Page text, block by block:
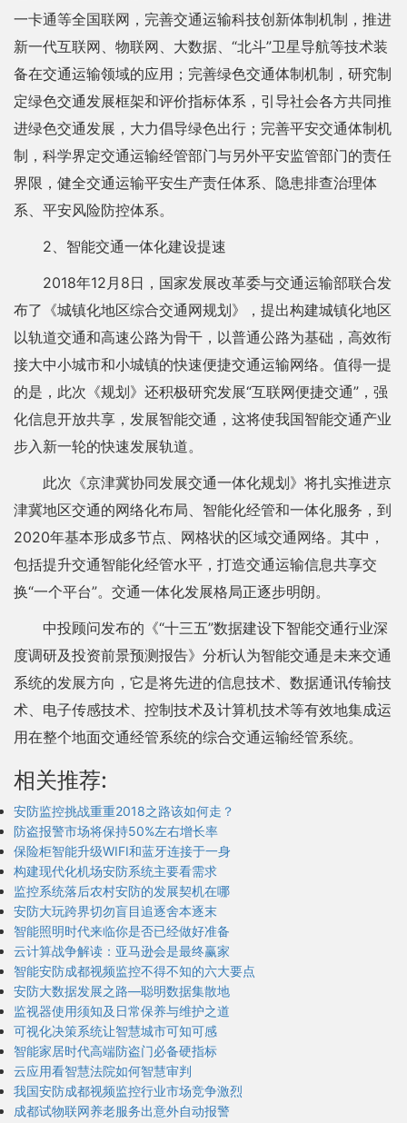
一卡通等全国联网，完善交通运输科技创新体制机制，推进
新一代互联网、物联网、大数据、“北斗”卫星导航等技术装
备在交通运输领域的应用；完善绿色交通体制机制，研究制
定绿色交通发展框架和评价指标体系，引导社会各方共同推
进绿色交通发展，大力倡导绿色出行；完善平安交通体制机
制，科学界定交通运输经管部门与另外平安监管部门的责任
界限，健全交通运输平安生产责任体系、隐患排查治理体
系、平安风险防控体系。
2、智能交通一体化建设提速
2018年12月8日，国家发展改革委与交通运输部联合发
布了《城镇化地区综合交通网规划》，提出构建城镇化地区
以轨道交通和高速公路为骨干，以普通公路为基础，高效衔
接大中小城市和小城镇的快速便捷交通运输网络。值得一提
的是，此次《规划》还积极研究发展“互联网便捷交通”，强
化信息开放共享，发展智能交通，这将使我国智能交通产业
步入新一轮的快速发展轨道。
此次《京津冀协同发展交通一体化规划》将扎实推进京
津冀地区交通的网络化布局、智能化经管和一体化服务，到
2020年基本形成多节点、网格状的区域交通网络。其中，
包括提升交通智能化经管水平，打造交通运输信息共享交
换“一个平台”。交通一体化发展格局正逐步明朗。
中投顾问发布的《“十三五”数据建设下智能交通行业深
度调研及投资前景预测报告》分析认为智能交通是未来交通
系统的发展方向，它是将先进的信息技术、数据通讯传输技
术、电子传感技术、控制技术及计算机技术等有效地集成运
用在整个地面交通经管系统的综合交通运输经管系统。
相关推荐:
安防监控挑战重重2018之路该如何走？
防盗报警市场将保持50%左右增长率
保险柜智能升级WIFI和蓝牙连接于一身
构建现代化机场安防系统主要看需求
监控系统落后农村安防的发展契机在哪
安防大玩跨界切勿盲目追逐舍本逐末
智能照明时代来临你是否已经做好准备
云计算战争解读：亚马逊会是最终赢家
智能安防成都视频监控不得不知的六大要点
安防大数据发展之路—聪明数据集散地
监视器使用须知及日常保养与维护之道
可视化决策系统让智慧城市可知可感
智能家居时代高端防盗门必备硬指标
云应用看智慧法院如何智慧审判
我国安防成都视频监控行业市场竞争激烈
成都试物联网养老服务出意外自动报警